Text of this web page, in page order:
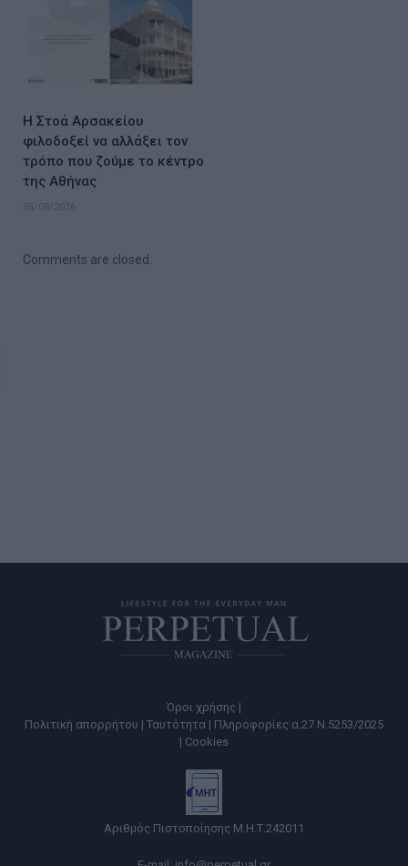
Η Στοά Αρσακείου
φιλοδοξεί να αλλάξει τον
τρόπο που ζούμε το κέντρο
της Αθήνας
05/08/2026
Comments are closed.
Όροι χρήσης |
Πολιτική απορρήτου | Ταυτότητα | Πληροφορίες α.27 Ν.5253/2025
| Cookies
Αριθμός Πιστοποίησης Μ.Η.Τ.242011